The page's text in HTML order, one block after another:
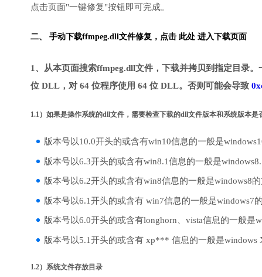
点击页面"一键修复"按钮即可完成。
二、 手动下载ffmpeg.dll文件修复， 点击 此处 进入下载页面
1、从本页面搜索ffmpeg.dll文件，下载并拷贝到指定目录
位 DLL，对 64 位程序使用 64 位 DLL。否则可能会导致
1.1）如果是操作系统的dll文件，需要检查下载的dll文件版本和系统版本是
版本号以10.0开头的或含有win10信息的一般是
版本号以6.3开头的或含有win8.1信息的一般是
版本号以6.2开头的或含有win8信息的一般是windows8
版本号以6.1开头的或含有 win7信息的一般是windows7
版本号以6.0开头的或含有longhorn、vista信息的一般是
版本号以5.1开头的或含有 xp*** 信息的一般是windows
1.2）系统文件存放目录